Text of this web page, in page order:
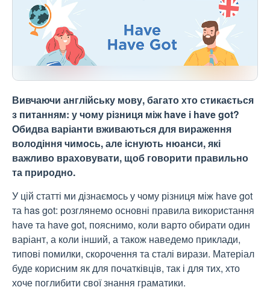
Вивчаючи англійську мову, багато хто стикається
з питанням: у чому різниця між have і have got?
Обидва варіанти вживаються для вираження
володіння чимось, але існують нюанси, які
важливо враховувати, щоб говорити правильно
та природно.
У цій статті ми дізнаємосьу чому різниця між have got
та has got: розглянемо основні правила використання
have та have got, пояснимо, коли варто обирати один
варіант, а коли інший, а також наведемо приклади,
типові помилки, скорочення та сталі вирази. Матеріал
буде корисним як для початківців, так і для тих, хто
хоче поглибити свої знання граматики.